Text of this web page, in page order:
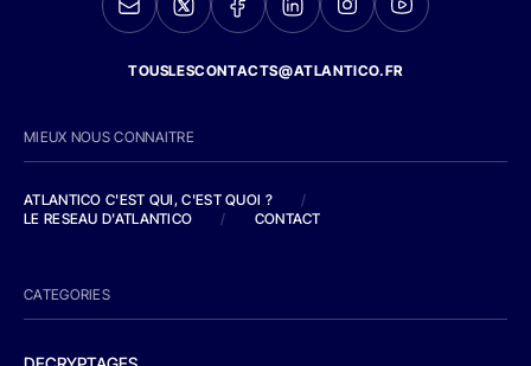
TOUSLESCONTACTS@ATLANTICO.FR
MIEUX NOUS CONNAITRE
ATLANTICO C'EST QUI, C'EST QUOI ?
/
LE RESEAU D'ATLANTICO
/ CONTACT
CATEGORIES